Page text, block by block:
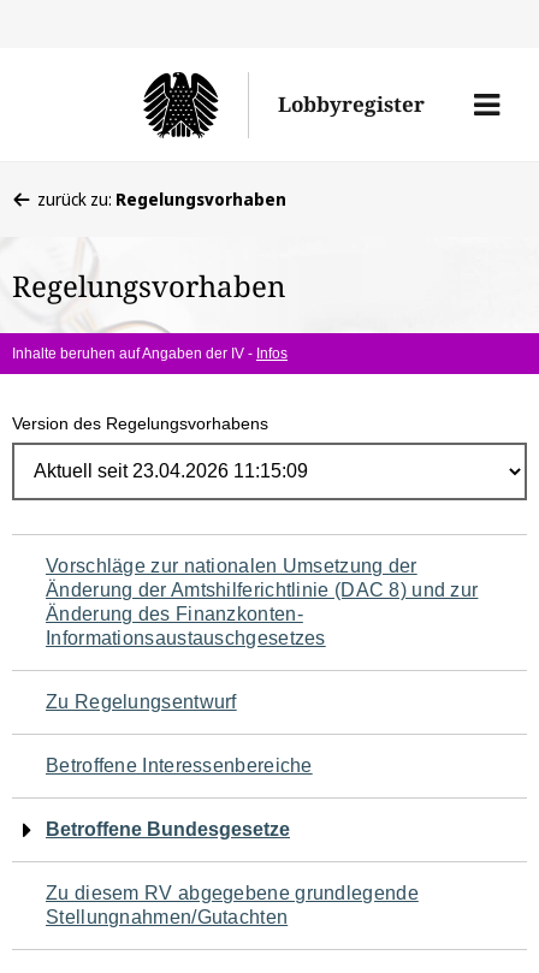
Lobbyregister
Menü
befinden
hier:
zurück zu: Regelungsvorhaben
Regelungsvorhaben
Inhalte beruhen auf Angaben der IV - Infos
Version des Regelungsvorhabens
Navigation
für
den
Seiteninhalt
Vorschläge zur nationalen Umsetzung der
Änderung der Amtshilferichtlinie (DAC 8) und zur
Änderung des Finanzkonten-
Informationsaustauschgesetzes
Zu Regelungsentwurf
Betroffene Interessenbereiche
Betroffene Bundesgesetze
Zu diesem RV abgegebene grundlegende
Stellungnahmen/Gutachten